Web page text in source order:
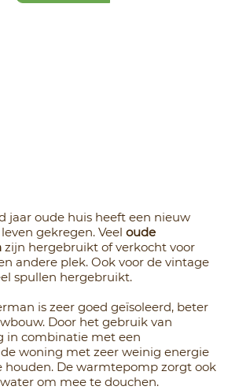
jaar oude huis heeft een nieuw
gekregen. Veeloude
zijn hergebruikt of verkocht voor
andere plek. Ook voor de vintage
spullen hergebruikt.
is zeer goed geïsoleerd, beter
Door het gebruik van
in combinatie met een
de woning met zeer weinig energie
houden. De warmtepomp zorgt ook
om mee te douchen.